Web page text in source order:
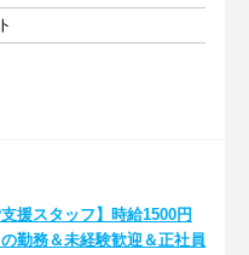
支援スタッフ】時給1500円
勤務＆未経験歓迎＆正社員